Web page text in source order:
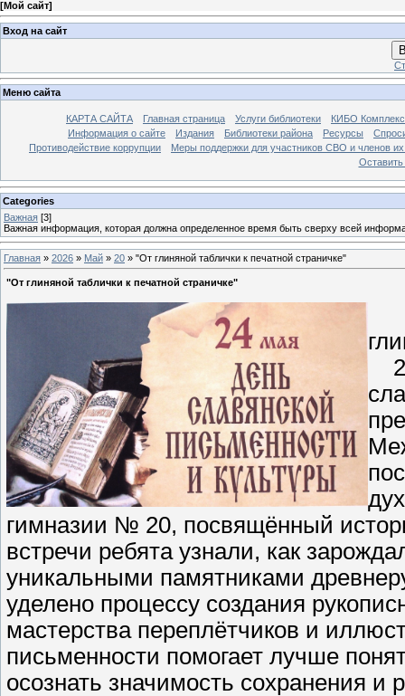
[Мой сайт]
Вход на сайт
Меню сайта
КАРТА САЙТА Главная страница Услуги библиотеки
КИБО
Информация о сайте
Издания Библиотеки района Ресурсы
Противодействие коррупции
Меры поддержки для участников СВО и членов
Оставить
Categories
Важная [3]
Важная информация, которая должна определенное время быть сверху всей
Главная » 2026 » Май » 20 » "От глиняной таблички к печатной страничке"
"От глиняной таблички к печатной страничке"
гимназии № 20, посвящённый
встречи ребята узнали, как
уникальными памятниками
уделено процессу создания
мастерства переплётчиков и
письменности помогает лучше
осознать значимость сохранения и